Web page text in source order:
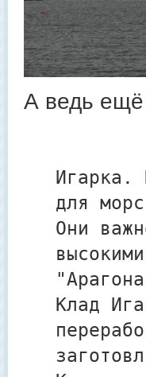
А ведь ещё
Игарка.
для
Они
Клад